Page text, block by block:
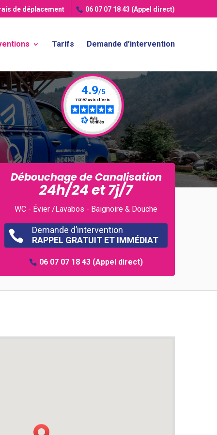
de déplacement 06 07 07 18 43 (Appel direct)
Tarifs Demande d’intervention
Débouchage de Canalisation
24h/24 et 7j/7
WC - Évier /Lavabos - Baignoire & Douche

Demande d’intervention
RAPPEL GRATUIT ET IMMÉDIAT
06 07 07 18 43 (Appel direct)